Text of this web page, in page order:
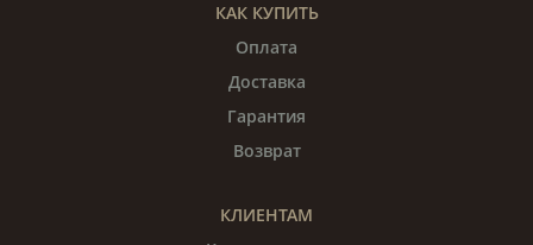
КАК КУПИТЬ
Оплата
Доставка
Гарантия
Возврат
КЛИЕНТАМ